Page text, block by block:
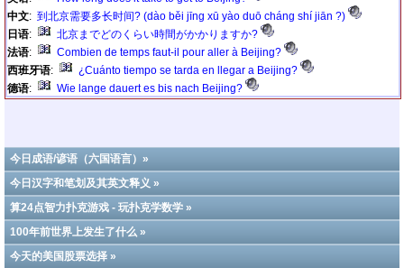
中文: 到北京需要多长时间? (dào běi jīng xū yào duō cháng shí jiān ?)
日语:
北京までどのくらい時間がかかりますか?
法语:
Combien de temps faut-il pour aller à Beijing?
西班牙语:
¿Cuánto tiempo se tarda en llegar a Beijing?
德语: Wie lange dauert es bis nach Beijing?
今日成语/谚语（六国语言）»
今日汉字和笔划及其英文释义 »
算24点智力扑克游戏 - 玩扑克学数学 »
100年前世界上发生了什么 »
今天的美国股票选择 »